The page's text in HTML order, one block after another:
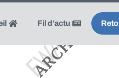
Fil d’actu